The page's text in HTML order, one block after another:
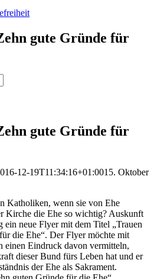
gute Gründe für
gute Gründe für
12-19T11:34:16+01:0015. Oktober
Katholiken, wenn sie von Ehe
Kirche die Ehe so wichtig? Auskunft
neue Flyer mit dem Titel „Trauen
die Ehe“. Der Flyer möchte mit
einen Eindruck davon vermitteln,
dieser Bund fürs Leben hat und er
der Ehe als Sakrament.